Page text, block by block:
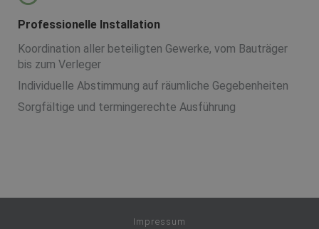
Professionelle Installation
Koordination aller beteiligten Gewerke, vom Bauträger
bis zum Verleger
Individuelle Abstimmung auf räumliche Gegebenheiten
Sorgfältige und termingerechte Ausführung
Impressum